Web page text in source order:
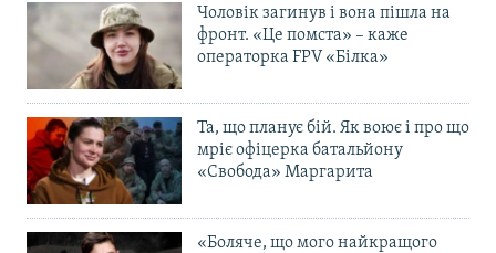
Чоловік загинув і вона пішла на
фронт. «Це помста» – каже
операторка FPV «Білка»
Та, що планує бій. Як воює і про що
мріє офіцерка батальйону
«Свобода» Маргарита
«Боляче, що мого найкращого